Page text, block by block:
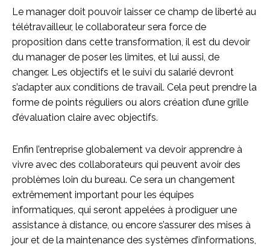
Le manager doit pouvoir laisser ce champ de liberté au
télétravailleur, le collaborateur sera force de
proposition dans cette transformation, il est du devoir
du manager de poser les limites, et lui aussi, de
changer. Les objectifs et le suivi du salarié devront
s’adapter aux conditions de travail. Cela peut prendre la
forme de points réguliers ou alors création d’une grille
d’évaluation claire avec objectifs.
Enfin l’entreprise globalement va devoir apprendre à
vivre avec des collaborateurs qui peuvent avoir des
problèmes loin du bureau. Ce sera un changement
extrêmement important pour les équipes
informatiques, qui seront appelées à prodiguer une
assistance à distance, ou encore s’assurer des mises à
jour et de la maintenance des systèmes d’informations,